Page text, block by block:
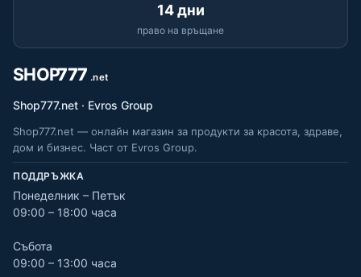
14 дни
право на връщане
Shop777.net · Evros Group
Shop777.net — онлайн магазин за продукти за красота, здраве,
дом и бизнес. Част от Evros Group.
ПОДДРЪЖКА
Понеделник – Петък
09:00 – 18:00 часа
Събота
09:00 – 13:00 часа